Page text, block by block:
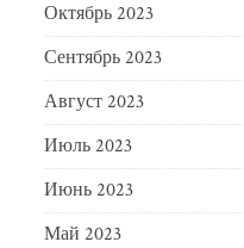
Октябрь 2023
Сентябрь 2023
Август 2023
Июль 2023
Июнь 2023
Май 2023